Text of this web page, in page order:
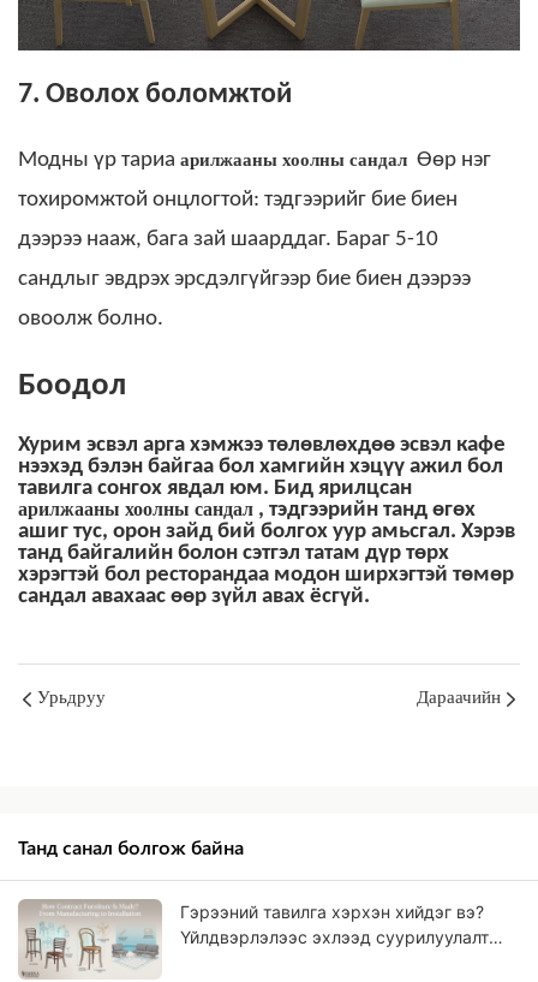
7. Оволох боломжтой
Модны үр тариа арилжааны хоолны сандал Өөр нэг
тохиромжтой онцлогтой: тэдгээрийг бие биен
дээрээ нааж, бага зай шаарддаг. Бараг 5-10
сандлыг эвдрэх эрсдэлгүйгээр бие биен дээрээ
овоолж болно.
Боодол
Хурим эсвэл арга хэмжээ төлөвлөхдөө эсвэл кафе
нээхэд бэлэн байгаа бол хамгийн хэцүү ажил бол
тавилга сонгох явдал юм. Бид ярилцсан
арилжааны хоолны сандал , тэдгээрийн танд өгөх
ашиг тус, орон зайд бий болгох уур амьсгал. Хэрэв
танд байгалийн болон сэтгэл татам дүр төрх
хэрэгтэй бол ресторандаа модон ширхэгтэй төмөр
сандал авахаас өөр зүйл авах ёсгүй.
Урьдруу Дараачийн
Танд санал болгож байна
Гэрээний тавилга хэрхэн хийдэг вэ?
Үйлдвэрлэлээс эхлээд суурилуулалт